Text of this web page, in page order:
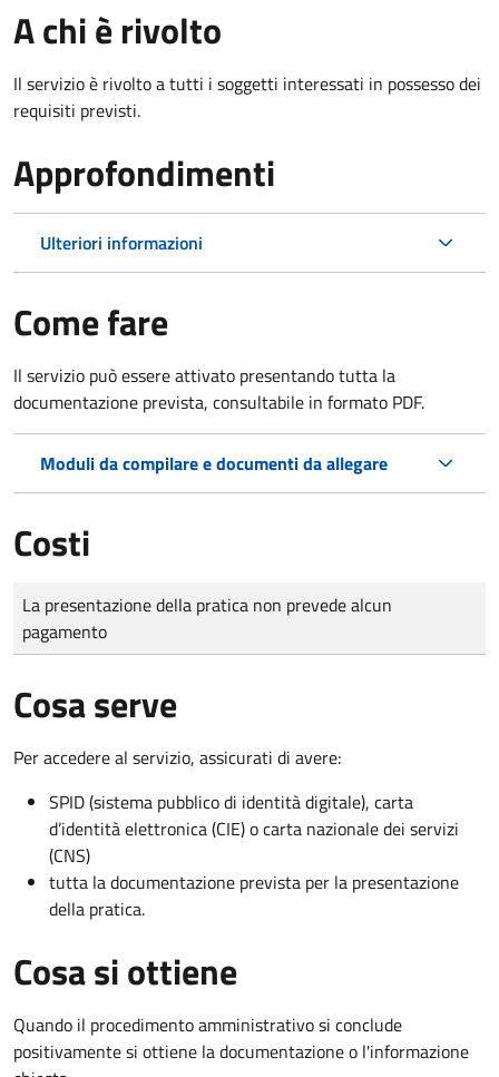
A chi è rivolto
Il servizio è rivolto a tutti i soggetti interessati in possesso dei
requisiti previsti.
Approfondimenti
Ulteriori informazioni
Come fare
Il servizio può essere attivato presentando tutta la
documentazione prevista, consultabile in formato PDF.
Moduli da compilare e documenti da allegare
Costi
Tipo di pagamento
Importo
La presentazione della pratica non prevede alcun
pagamento
Cosa serve
Per accedere al servizio, assicurati di avere:
SPID (sistema pubblico di identità digitale), carta
d’identità elettronica (CIE) o carta nazionale dei servizi
(CNS)
tutta la documentazione prevista per la presentazione
della pratica.
Cosa si ottiene
Quando il procedimento amministrativo si conclude
positivamente si ottiene la documentazione o l'informazione